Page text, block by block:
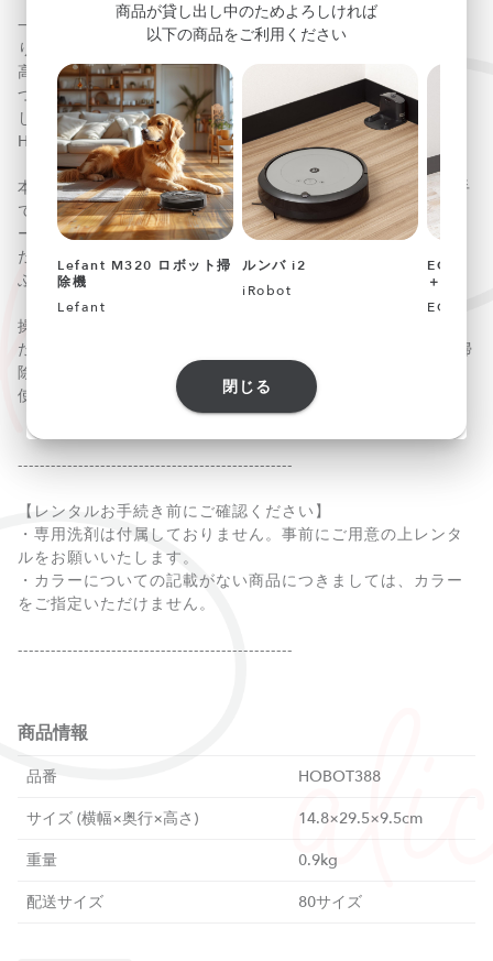
一軒家に住んでいると、意外と掃除が大変に感じたことはあ
りませんか？なかでも面倒とされる窓ふきは、小柄な女性や
高齢の方にとっては重労働です。手が届かない、腰が痛くて
つらい、家じゅうふいて回るのが負担…。そんな悩みを解消
してくれるのが、HOBOT（ホボット）の「窓掃除ロボット
HOBOT388」です。
本体の重さは約900gと軽量に仕上げられ、どんな人でも片手
で持てるコンパクトサイズ。スイッチを入れると吸引モータ
ーが作動し、窓にぴったりと吸着します。再生ボタンを押す
だけで清掃範囲を認識するから、窓一面をオートできれいに
ふき上げます。
操作は付属のリモコンのほか、専用アプリをインストールし
たスマートフォンからも操作可能。掃き出し窓なら約5分で掃
除が完了するうえ、真水を使った乾ぶきモードと専用洗剤を
使った水ぶきモードの2種類から選択できます。
--------------------------------------------------
【レンタルお手続き前にご確認ください】
・専用洗剤は付属しておりません。事前にご用意の上レンタ
ルをお願いいたします。
・カラーについての記載がない商品につきましては、カラー
をご指定いただけません。
--------------------------------------------------
商品情報
品番
HOBOT388
サイズ (横幅×奥行×高さ)
14.8×29.5×9.5cm
重量
0.9kg
配送サイズ
80サイズ
商品が貸し出し中のためよろしければ
以下の商品をご利用ください
Lefant M320 ロボット掃
除機
Lefant
ルンバ i2
iRobot
＋
閉じる